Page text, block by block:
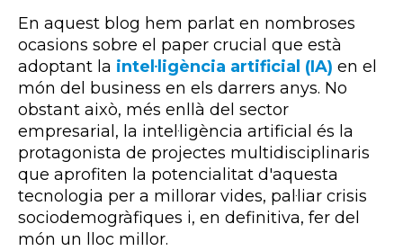
En aquest blog hem parlat en nombroses
ocasions sobre el paper crucial que està
adoptant la intel·ligència artificial (IA) en el
món del business en els darrers anys. No
obstant això, més enllà del sector
empresarial, la intel·ligència artificial és la
protagonista de projectes multidisciplinaris
que aprofiten la potencialitat d'aquesta
tecnologia per a millorar vides, pal·liar crisis
sociodemogràfiques i, en definitiva, fer del
món un lloc millor.